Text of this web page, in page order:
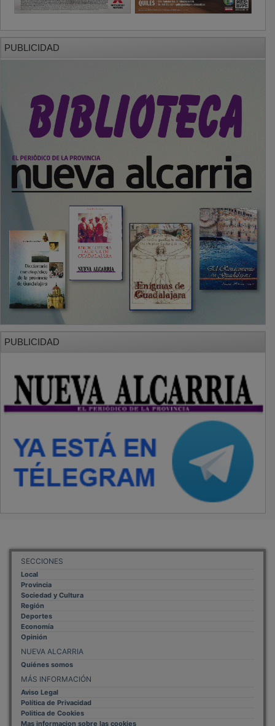
PUBLICIDAD
PUBLICIDAD
SECCIONES
Local
Provincia
Sociedad y Cultura
Región
Deportes
Economía
Opinión
NUEVA ALCARRIA
Quiénes somos
MÁS INFORMACIÓN
Aviso Legal
Política de Privacidad
Politica de Cookies
Mas informacion sobre las cookies